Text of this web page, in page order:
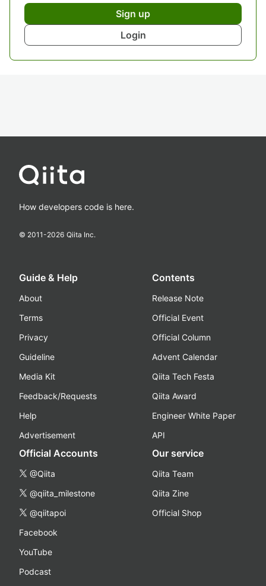
Sign up
Login
How developers code is here.
© 2011-2026 Qiita Inc.
Guide & Help
About
Terms
Privacy
Guideline
Media Kit
Feedback/Requests
Help
Advertisement
Contents
Release Note
Official Event
Official Column
Advent Calendar
Qiita Tech Festa
Qiita Award
Engineer White Paper
API
Official Accounts
@Qiita
@qiita_milestone
@qiitapoi
Facebook
YouTube
Podcast
Our service
Qiita Team
Qiita Zine
Official Shop